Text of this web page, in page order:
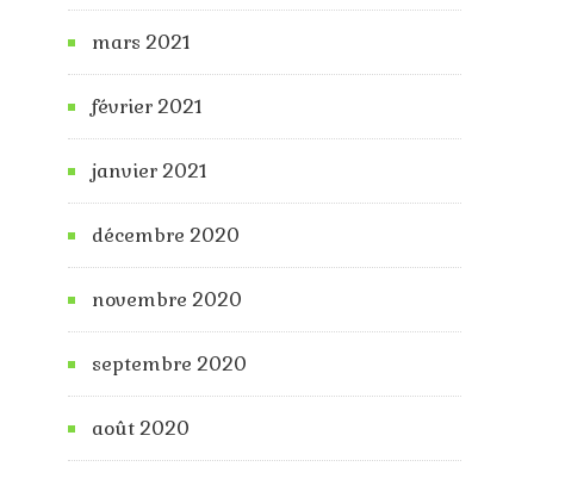
mars 2021
février 2021
janvier 2021
décembre 2020
novembre 2020
septembre 2020
août 2020